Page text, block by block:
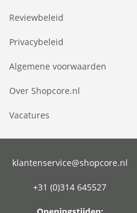
Reviewbeleid
Privacybeleid
Algemene voorwaarden
Over Shopcore.nl
Vacatures
klantenservice@shopcore.nl
+31 (0)314 645527